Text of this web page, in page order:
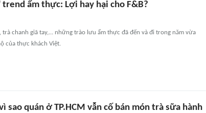
ẩm thực: Lợi hay hại cho F&B?
trà chanh giã tay,... những trào lưu ẩm thực đã đến và đi trong năm vừa
của thực khách Việt.
sao quán ở TP.HCM vẫn cố bán món trà sữa hành